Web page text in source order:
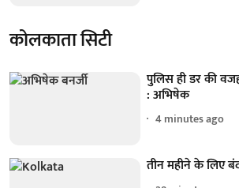
कोलकाता सिटी
पुलिस ही डर की
: अभिषेक
4 minutes ago
तीन महीने के लिए